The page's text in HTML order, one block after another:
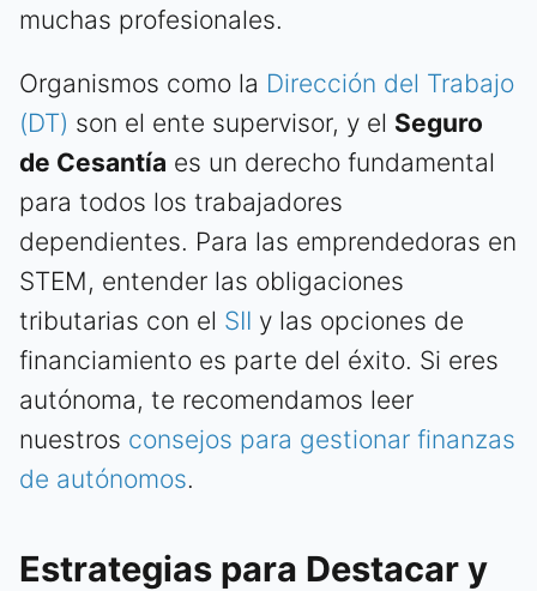
muchas profesionales.
Organismos como la Dirección del Trabajo
(DT) son el ente supervisor, y el Seguro
de Cesantía es un derecho fundamental
para todos los trabajadores
dependientes. Para las emprendedoras en
STEM, entender las obligaciones
tributarias con el SII y las opciones de
financiamiento es parte del éxito. Si eres
autónoma, te recomendamos leer
nuestros consejos para gestionar finanzas
de autónomos.
Estrategias para Destacar y